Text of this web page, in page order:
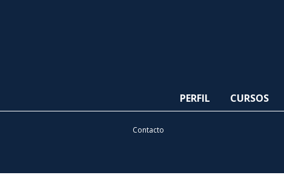
PERFIL CURSOS
Contacto